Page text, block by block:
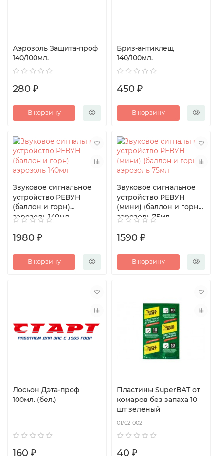
Аэрозоль Защита-проф
140/100мл.
280 ₽
В корзину
Бриз-антиклещ
140/100мл.
450 ₽
В корзину
Звуковое сигнальное
устройство РЕВУН
(баллон и горн)
аэрозоль 140мл
1980 ₽
В корзину
Звуковое сигнальное
устройство РЕВУН
(мини) (баллон и горн)
аэрозоль 75мл
1590 ₽
В корзину
Лосьон Дэта-проф
100мл. (бел.)
160 ₽
Пластины SuperBAT от
комаров без запаха 10
шт зеленый
01/02-002
40 ₽